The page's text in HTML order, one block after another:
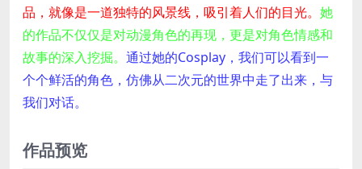
品，就像是一道独特的风景线，吸引着人们的目光。 她
的作品不仅仅是对动漫角色的再现，更是对角色情感和
故事的深入挖掘。 通过她的Cosplay，我们可以看到一
个个鲜活的角色，仿佛从二次元的世界中走了出来，与
我们对话。
作品预览